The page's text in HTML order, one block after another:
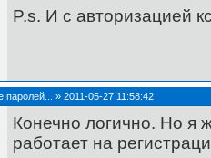
P.s. И c авторизацией
» 2011-05-27 11:58:42
Конечно логично. Но я
работает на